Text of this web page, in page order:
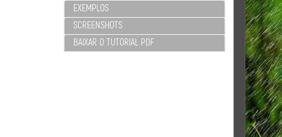
EXEMPLOS
SCREENSHOTS
BAIXAR O TUTORIAL PDF